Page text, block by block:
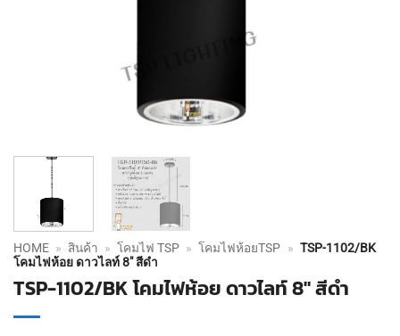
HOME » สินค้า » โคมไฟ TSP » โคมไฟห้อยTSP » TSP-1102/BK
โคมไฟห้อย ดาวไลท์ 8″ สีดำ
TSP-1102/BK โคมไฟห้อย ดาวไลท์ 8″ สีดำ